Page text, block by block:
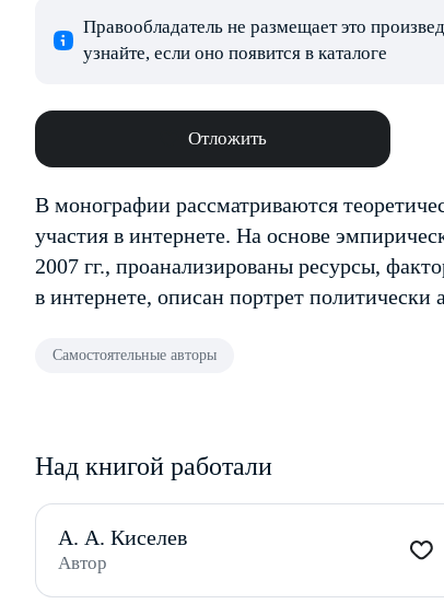
Правообладатель не размещает это
узнайте, если оно появится в каталоге
Отложить
В монографии рассматриваются
участия в интернете. На основе
2007 гг., проанализированы ресурсы,
в интернете, описан портрет политически
Самостоятельные авторы
Над книгой работали
А. А. Киселев
Автор